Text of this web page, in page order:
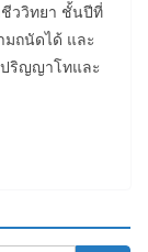
ววิทยา ชั้นปีที่
มถนัดได้ และ
ริญญาโทและ